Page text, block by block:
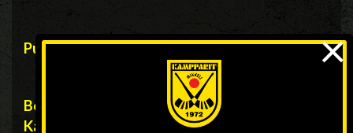
Puolivälierät:
Botnia-Kampparit 18.2. Helsinki
Kampparit-Botnia 20.2. Hänninkenttä Mikkeli
×